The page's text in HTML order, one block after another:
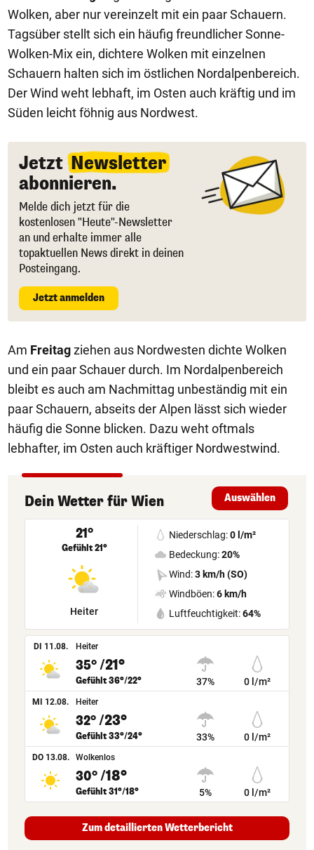
Wolken, aber nur vereinzelt mit ein paar Schauern.
Tagsüber stellt sich ein häufig freundlicher Sonne-
Wolken-Mix ein, dichtere Wolken mit einzelnen
Schauern halten sich im östlichen Nordalpenbereich.
Der Wind weht lebhaft, im Osten auch kräftig und im
Süden leicht föhnig aus Nordwest.
Jetzt Newsletter
abonnieren.
Melde dich jetzt für die
kostenlosen "Heute"-Newsletter
an und erhalte immer alle
topaktuellen News direkt in deinen
Posteingang.
Jetzt anmelden
Am Freitagziehen aus Nordwesten dichte Wolken
und ein paar Schauer durch. Im Nordalpenbereich
bleibt es auch am Nachmittag unbeständig mit ein
paar Schauern, abseits der Alpen lässt sich wieder
häufig die Sonne blicken. Dazu weht oftmals
lebhafter, im Osten auch kräftiger Nordwestwind.
Dein WetterfürWien Auswählen
21°
Gefühlt 21°
Heiter
Niederschlag:0 l/m²
Bedeckung:20%
Wind:3 km/h (SO)
Windböen:6 km/h
Luftfeuchtigkeit:64%
DI 11.08. Heiter
35°/21°
Gefühlt 36°/22° 37% 0 l/m²
MI 12.08. Heiter
32°/23°
Gefühlt 33°/24° 33% 0 l/m²
DO 13.08. Wolkenlos
30°/18°
Gefühlt 31°/18° 5% 0 l/m²
Zum detaillierten Wetterbericht